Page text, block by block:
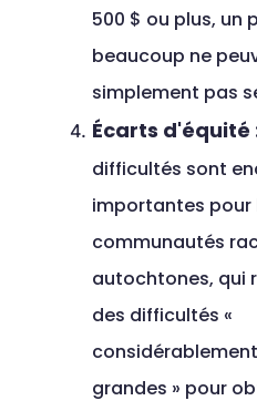
500 $ ou plus, un
beaucoup ne
simplement pas
Écarts d'équité
difficultés sont
importantes pour
communautés
autochtones, qui
des difficultés «
grandes » pour